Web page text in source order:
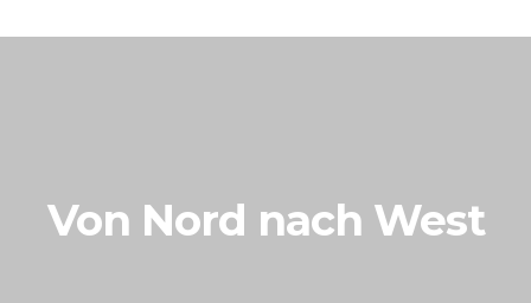
Von Nord nach West